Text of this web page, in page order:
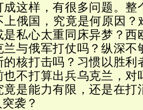
成这样，有很多问题。整
上俄国，究竟是何原因？
是私心太重同床异梦？西
兰与俄军打仗吗？纵深不
的核打击吗？习惯以胜利
也不打算出兵乌克兰，对
竟是能力有限，还是在打
袭？